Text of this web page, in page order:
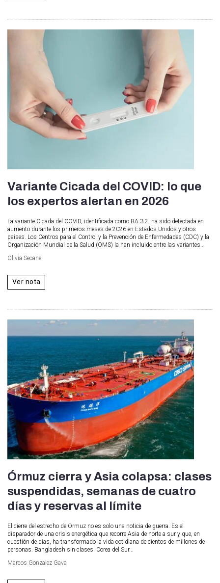
Variante Cicada del COVID: lo que
los expertos alertan en 2026
La variante Cicada del COVID, identificada como BA.3.2, ha sido detectada en
aumento durante los primeros meses de 2026 en Estados Unidos y otros
países. Los Centros para el Control y la Prevención de Enfermedades (CDC) y la
Organización Mundial de la Salud (OMS) la han incluido entre las variantes...
Olivia Seoane
Ver nota
Órmuz cierra y Asia colapsa: clases
suspendidas, semanas de cuatro
días y reservas al límite
El cierre del estrecho de Ormuz no es solo una noticia de guerra. Es el
disparador de una crisis energética que recorre Asia de norte a sur y que, en
cuestión de días, ha transformado la vida cotidiana de cientos de millones de
personas. Bangladesh sin clases. Corea del Sur...
Marcos Gonzalez Gava